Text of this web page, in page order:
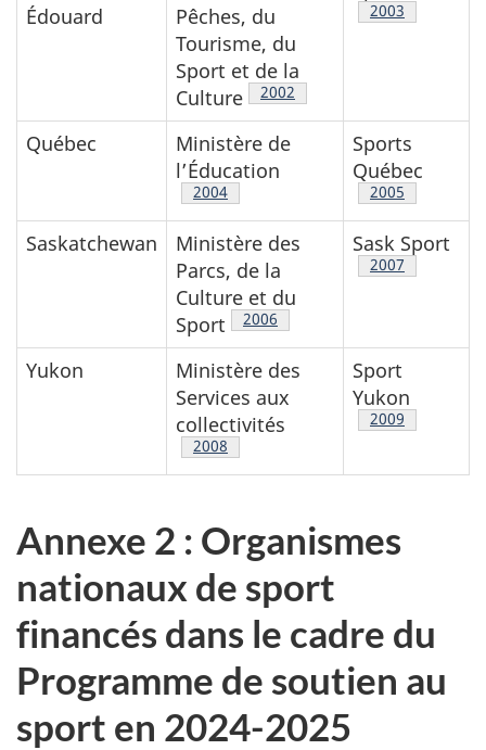
Édouard
Pêches, du
Tourisme, du
Sport et de la
Culture
Note de bas de page
2002
Note de bas de
2003
Québec
Ministère de
l’Éducation
Note de bas de page
2004
Sports
Québec
Note de bas de
2005
Saskatchewan
Ministère des
Parcs, de la
Culture et du
Sport
Note de bas de page
2006
Sask Sport
Note de bas de
2007
Yukon
Ministère des
Services aux
collectivités
Note de bas de page
2008
Sport
Yukon
Note de bas de
2009
Annexe 2 : Organismes
nationaux de sport
financés dans le cadre du
Programme de soutien au
sport en 2024-2025